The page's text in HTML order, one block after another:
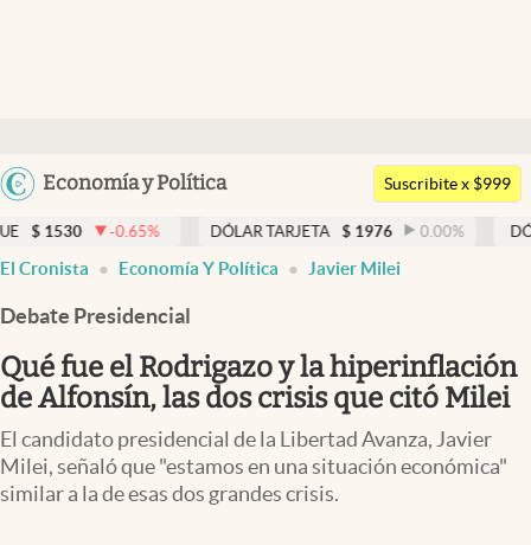
Argentina
Uruguay
Economía y Política
Members
Economía y Política
Finanzas y Mercados
Mercados Online
Negocios
Columnistas
Otras secciones
Apertura
Suscribite x $999
-0.65% DÓLAR TARJETA $ 1976 0.00% DÓLAR MEP $
El Cronista Economía Y Política Javier Milei
Debate Presidencial
Qué fue el Rodrigazo y la hiperinflación
de Alfonsín, las dos crisis que citó Milei
El candidato presidencial de la Libertad Avanza, Javier
Milei, señaló que "estamos en una situación económica"
similar a la de esas dos grandes crisis.